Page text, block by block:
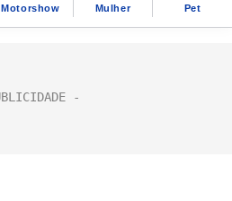
Motorshow Mulher Pet